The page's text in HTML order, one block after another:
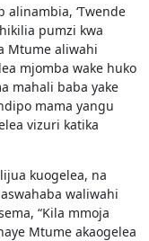
alinambia, ‘Twende
pumzi kwa
Mtume aliwahi
mjomba wake huko
mahali baba yake
mama yangu
vizuri katika
kuogelea, na
waliwahi
“Kila mmoja
Mtume akaogelea